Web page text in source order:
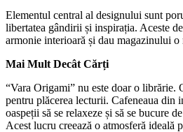
Elementul central al designului sunt
libertatea gândirii și inspirația. Aceste
armonie interioară și dau magazinului
Mai Mult Decât Cărți
“Vara Origami” nu este doar o librărie.
pentru plăcerea lecturii. Cafeneaua din
oaspeții să se relaxeze și să se bucure
Acest lucru creează o atmosferă ideală